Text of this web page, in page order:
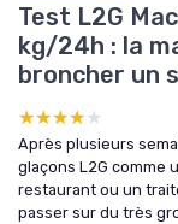
Test L2G
kg/24h : la
broncher un
★★★★★
★★★★★
Après plusieurs
glaçons L2G comme
restaurant ou un
passer sur du très